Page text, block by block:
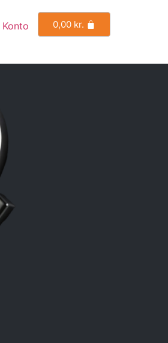
Konto 0,00 kr.